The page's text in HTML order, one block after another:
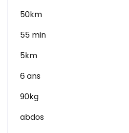
50km
55 min
5km
6 ans
90kg
abdos